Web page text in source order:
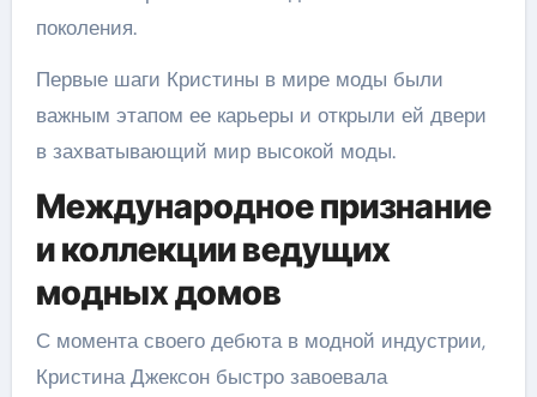
поколения.
Первые шаги Кристины в мире моды были
важным этапом ее карьеры и открыли ей двери
в захватывающий мир высокой моды.
Международное признание
и коллекции ведущих
модных домов
С момента своего дебюта в модной индустрии,
Кристина Джексон быстро завоевала